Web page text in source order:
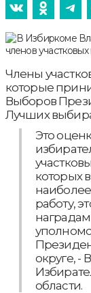
Члены
которые
Выборов
Лучших
Это
которых
работу,
округе, -
области.